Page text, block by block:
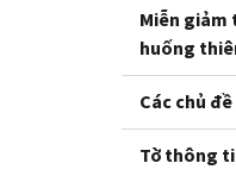
Miễn
huống
Các chủ
Tờ thông